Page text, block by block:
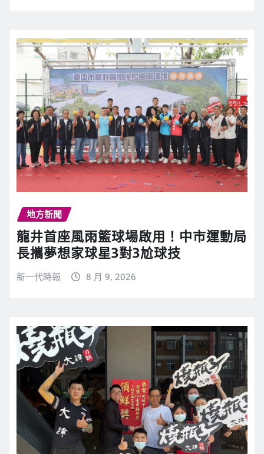
地方新聞
龍井首座風雨籃球場啟用！中市運動局
長攜夢想家球星3對3尬球技
新一代時報 8 月 9, 2026